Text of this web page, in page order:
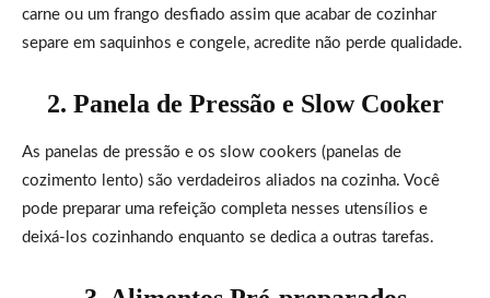
carne ou um frango desfiado assim que acabar de cozinhar
separe em saquinhos e congele, acredite não perde qualidade.
2. Panela de Pressão e Slow Cooker
As panelas de pressão e os slow cookers (panelas de
cozimento lento) são verdadeiros aliados na cozinha. Você
pode preparar uma refeição completa nesses utensílios e
deixá-los cozinhando enquanto se dedica a outras tarefas.